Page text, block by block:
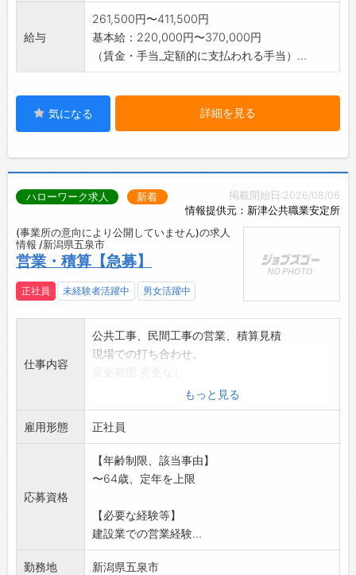
給与
261,500円〜411,500円
基本給：220,000円〜370,000円
（賃金・手当_定額的に支払われる手当）...
気になる 詳細を見る
掲載開始日:2026/08/06
情報提供元：新津公共職業安定所
ハローワーク求人 新着
(事業所の意向により公開していません)の求人
情報 /新潟県五泉市
営業・積算【急募】
正社員 未経験者活躍中 男女活躍中
仕事内容
公共工事、民間工事の営業、積算見積
現場での打ち合わせ。
もっと見る
雇用形態 正社員
応募資格
【年齢制限、該当事由】
〜64歳、定年を上限
【必要な経験等】
建設業での営業経験...
勤務地 新潟県五泉市